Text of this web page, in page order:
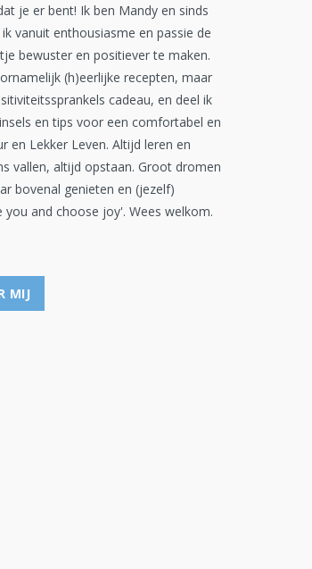
je er bent! Ik ben Mandy en sinds
vanuit enthousiasme en passie de
bewuster en positiever te maken.
(h)eerlijke recepten, maar
cadeau, en deel ik
en tips voor een comfortabel en
en Lekker Leven. Altijd leren en
vallen, altijd opstaan. Groot dromen
bovenal genieten en (jezelf)
you and choose joy'. Wees welkom.
MIJ